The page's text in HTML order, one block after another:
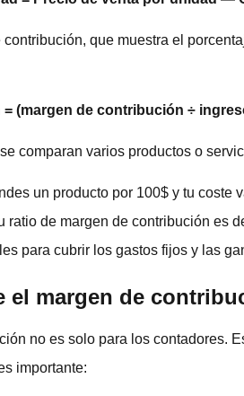
que muestra el
(margen de contribución ÷
comparan varios productos o
un producto por 100$ y tu coste
ratio de margen de contribución es
para cubrir los gastos fijos y las
el margen de
no es solo para los contadores.
importante: